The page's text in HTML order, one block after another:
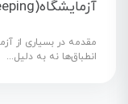
آزمایشگاه(Housekeeping)
مقدمه در بسیاری از
انطباق‌ها نه به دلیل...